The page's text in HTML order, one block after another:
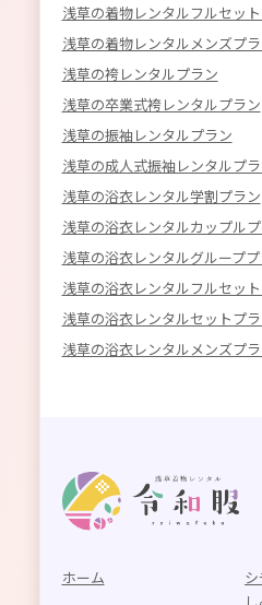
浅草の着物レンタルフルセッ
浅草の着物レンタルメンズプ
浅草の袴レンタルプラン
浅草の卒業式袴レンタルプラン
浅草の振袖レンタルプラン
浅草の成人式振袖レンタルプ
浅草の浴衣レンタル学割プラン
浅草の浴衣レンタルカップル
浅草の浴衣レンタルグループ
浅草の浴衣レンタルフルセッ
浅草の浴衣レンタルセットプ
浅草の浴衣レンタルメンズプ
ホーム